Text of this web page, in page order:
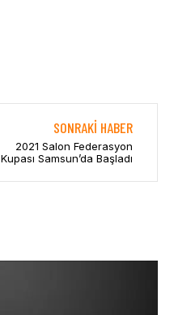
SONRAKI HABER
2021 Salon Federasyon
Kupası Samsun’da Başladı